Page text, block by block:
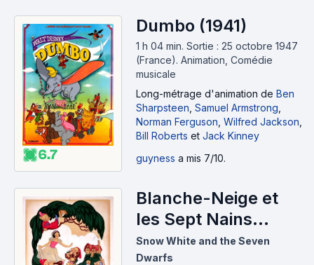
6.7
Dumbo (1941)
1 h 04 min. Sortie : 25 octobre 1947
(France). Animation, Comédie
musicale
Long-métrage d'animation de Ben
Sharpsteen Samuel Armstrong
Norman Ferguson Wilfred Jackson
Bill Roberts et Jack Kinney
guyness a mis 7/10.
Blanche-Neige et
les Sept Nains
(1937)
Snow White and the Seven
Dwarfs